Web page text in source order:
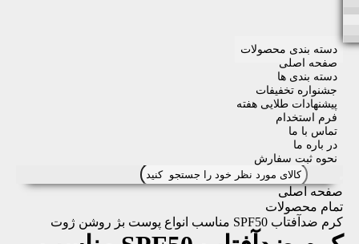
دسته بندی محصولات
صفحه اصلی
دسته بندی ها
جشنواره تخفیفات
پیشنهادات طلایی هفته
فرم استخدام
تماس با ما
در باره ما
نحوه ثبت سفارش
صفحه اصلی
تمام محصولات
کرم ضدآفتاب SPF50 مناسب انواع پوست بژ روشن ژوت